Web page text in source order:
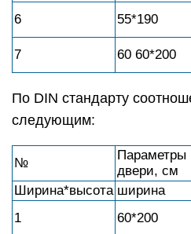
6
55*190
7
60 60*200
По DIN стандарту
следующим:
№
Параметры
двери, см
Ширина*высота ширина
1
60*200